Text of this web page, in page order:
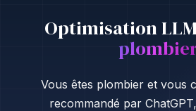
Optimisation
Vous êtes plombier et vous
recommandé par